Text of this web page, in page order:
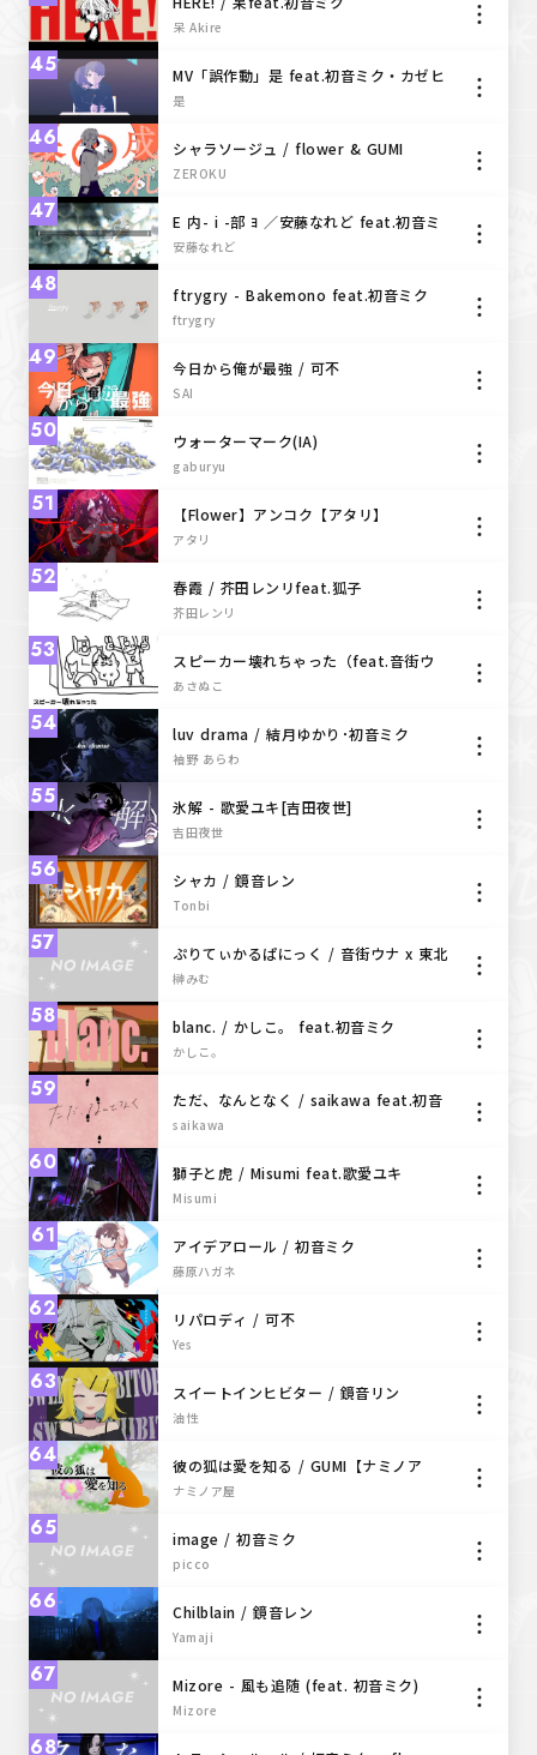
呆 Akire
45
MV「誤作動」是 feat.初音ミク・カゼヒ
キ
是︎︎
46 シャラソージュ / flower & GUMI
ZEROKU
47
E 内- i -部 ﾖ ／安藤なれど feat.初音ミ
ク
安藤なれど
48 ftrygry - Bakemono feat.初音ミク
ftrygry
49 今日から俺が最強 / 可不
SAI
50 ウォーターマーク(IA)
gaburyu
51 【Flower】アンコク【アタリ】
アタリ
52 春霞 / 芥田レンリfeat.狐子
芥田レンリ
53
スピーカー壊れちゃった（feat.音街ウ
ナ, 鏡音レン, 初音ミク）
あさぬこ
54 luv drama / 結月ゆかり･初音ミク
袖野 あらわ
55 氷解 - 歌愛ユキ[吉田夜世]
吉田夜世
56 シャカ / 鏡音レン
Tonbi
57
ぷりてぃかるぱにっく / 音街ウナ x 東北
きりたん【榊みむ × 南ノ南】
榊みむ
58 blanc. / かしこ。 feat.初音ミク
かしこ。
59
ただ、なんとなく / saikawa feat.初音
ミク
saikawa
60 獅子と虎 / Misumi feat.歌愛ユキ
Misumi
61 アイデアロール / 初音ミク
藤原ハガネ
62 リパロディ / 可不
Yes
63 スイートインヒビター / 鏡音リン
油性
64
彼の狐は愛を知る / GUMI【ナミノア
屋】
ナミノア屋
65 image / 初音ミク
picco
66 Chilblain / 鏡音レン
Yamaji
67 Mizore - 風も追随 (feat. 初音ミク)
Mizore
68